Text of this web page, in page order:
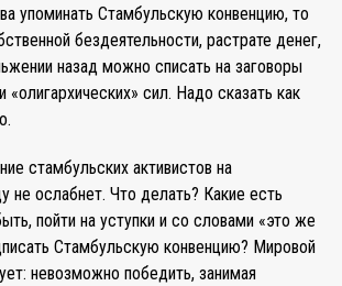
упоминать Стамбульскую конвенцию, то
бездеятельности, растрате денег,
назад можно списать на заговоры
«олигархических» сил. Надо сказать как
стамбульских активистов на
не ослабнет. Что делать? Какие есть
пойти на уступки и со словами «это же
Стамбульскую конвенцию? Мировой
невозможно победить, занимая